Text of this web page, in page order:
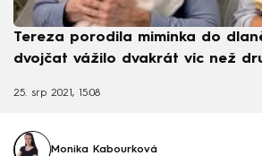
Tereza porodila miminka do
dvojčat vážilo dvakrát víc než
25. srp 2021, 15:08
operace
Monika Kabourková